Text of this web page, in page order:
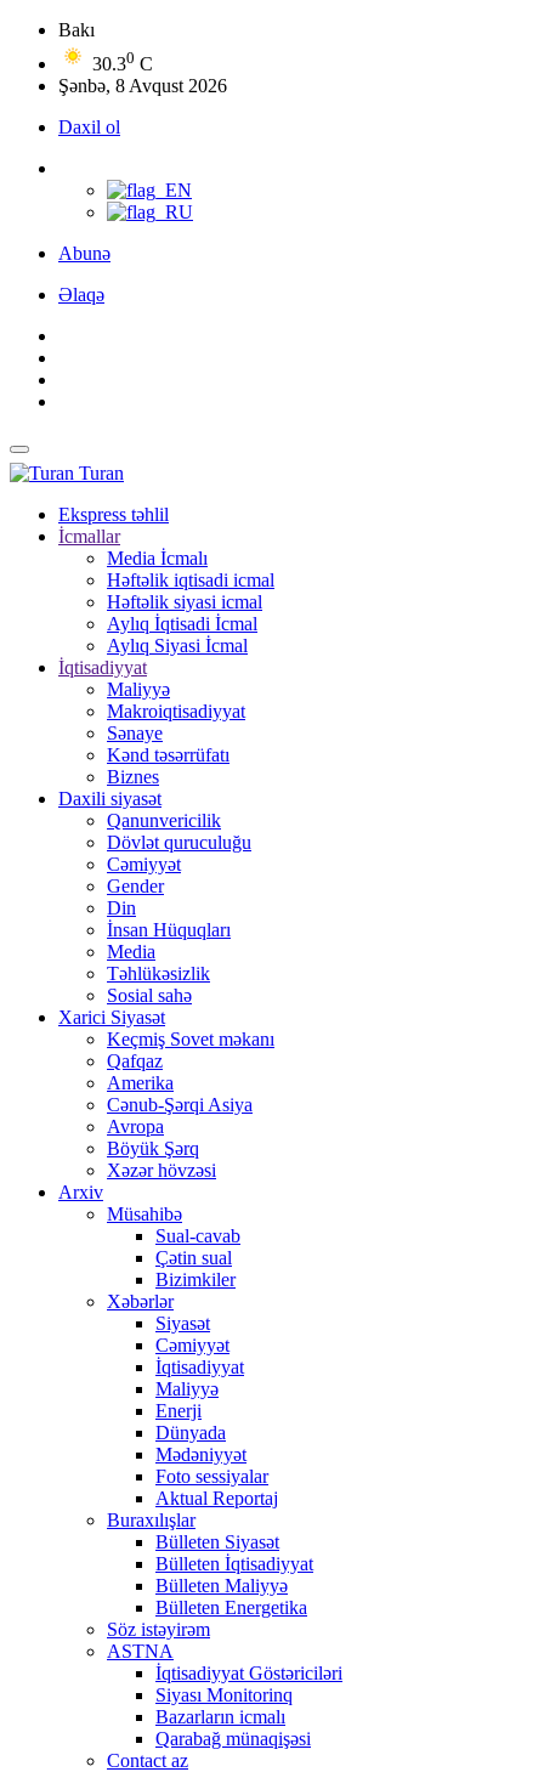
Bakı
30.30 C
Şənbə, 8 Avqust 2026
Daxil ol
Abunə
Əlaqə
Turan
Ekspress təhlil
İcmallar
Media İcmalı
Həftəlik iqtisadi icmal
Həftəlik siyasi icmal
Aylıq İqtisadi İcmal
Aylıq Siyasi İcmal
İqtisadiyyat
Maliyyə
Makroiqtisadiyyat
Sənaye
Kənd təsərrüfatı
Biznes
Daxili siyasət
Qanunvericilik
Dövlət quruculuğu
Cəmiyyət
Gender
Din
İnsan Hüquqları
Media
Təhlükəsizlik
Sosial sahə
Xarici Siyasət
Keçmiş Sovet məkanı
Qafqaz
Amerika
Cənub-Şərqi Asiya
Avropa
Böyük Şərq
Xəzər hövzəsi
Arxiv
Müsahibə
Sual-cavab
Çətin sual
Bizimkiler
Xəbərlər
Siyasət
Cəmiyyət
İqtisadiyyat
Maliyyə
Enerji
Dünyada
Mədəniyyət
Foto sessiyalar
Aktual Reportaj
Buraxılışlar
Bülleten Siyasət
Bülleten İqtisadiyyat
Bülleten Maliyyə
Bülleten Energetika
Söz istəyirəm
ASTNA
İqtisadiyyat Göstəriciləri
Siyası Monitorinq
Bazarların icmalı
Qarabağ münaqişəsi
Contact az